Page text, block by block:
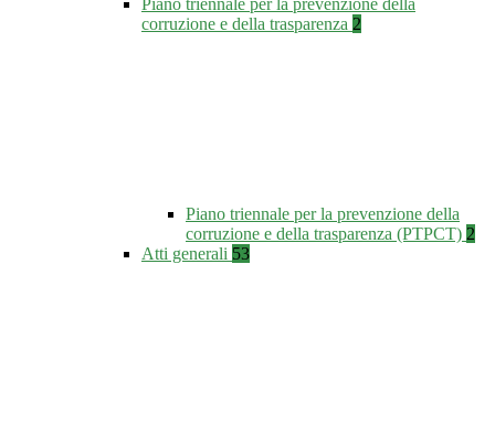
Piano triennale per la prevenzione della
corruzione e della trasparenza 2
Piano triennale per la prevenzione della
corruzione e della trasparenza (PTPCT) 2
Atti generali 53